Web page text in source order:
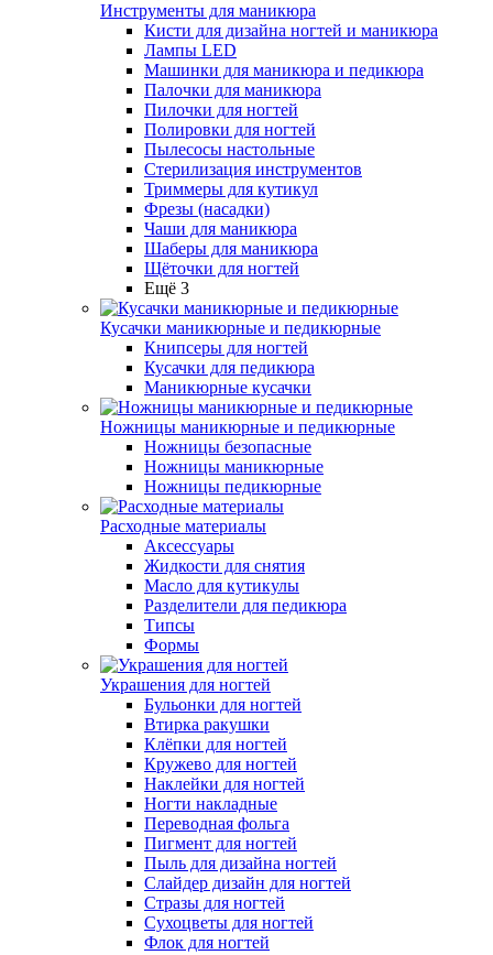
Инструменты для маникюра
Кисти для дизайна ногтей и маникюра
Лампы LED
Машинки для маникюра и педикюра
Палочки для маникюра
Пилочки для ногтей
Полировки для ногтей
Пылесосы настольные
Стерилизация инструментов
Триммеры для кутикул
Фрезы (насадки)
Чаши для маникюра
Шаберы для маникюра
Щёточки для ногтей
Ещё 3
Кусачки маникюрные и педикюрные
Книпсеры для ногтей
Кусачки для педикюра
Маникюрные кусачки
Ножницы маникюрные и педикюрные
Ножницы безопасные
Ножницы маникюрные
Ножницы педикюрные
Расходные материалы
Аксессуары
Жидкости для снятия
Масло для кутикулы
Разделители для педикюра
Типсы
Формы
Украшения для ногтей
Бульонки для ногтей
Втирка ракушки
Клёпки для ногтей
Кружево для ногтей
Наклейки для ногтей
Ногти накладные
Переводная фольга
Пигмент для ногтей
Пыль для дизайна ногтей
Слайдер дизайн для ногтей
Стразы для ногтей
Сухоцветы для ногтей
Флок для ногтей